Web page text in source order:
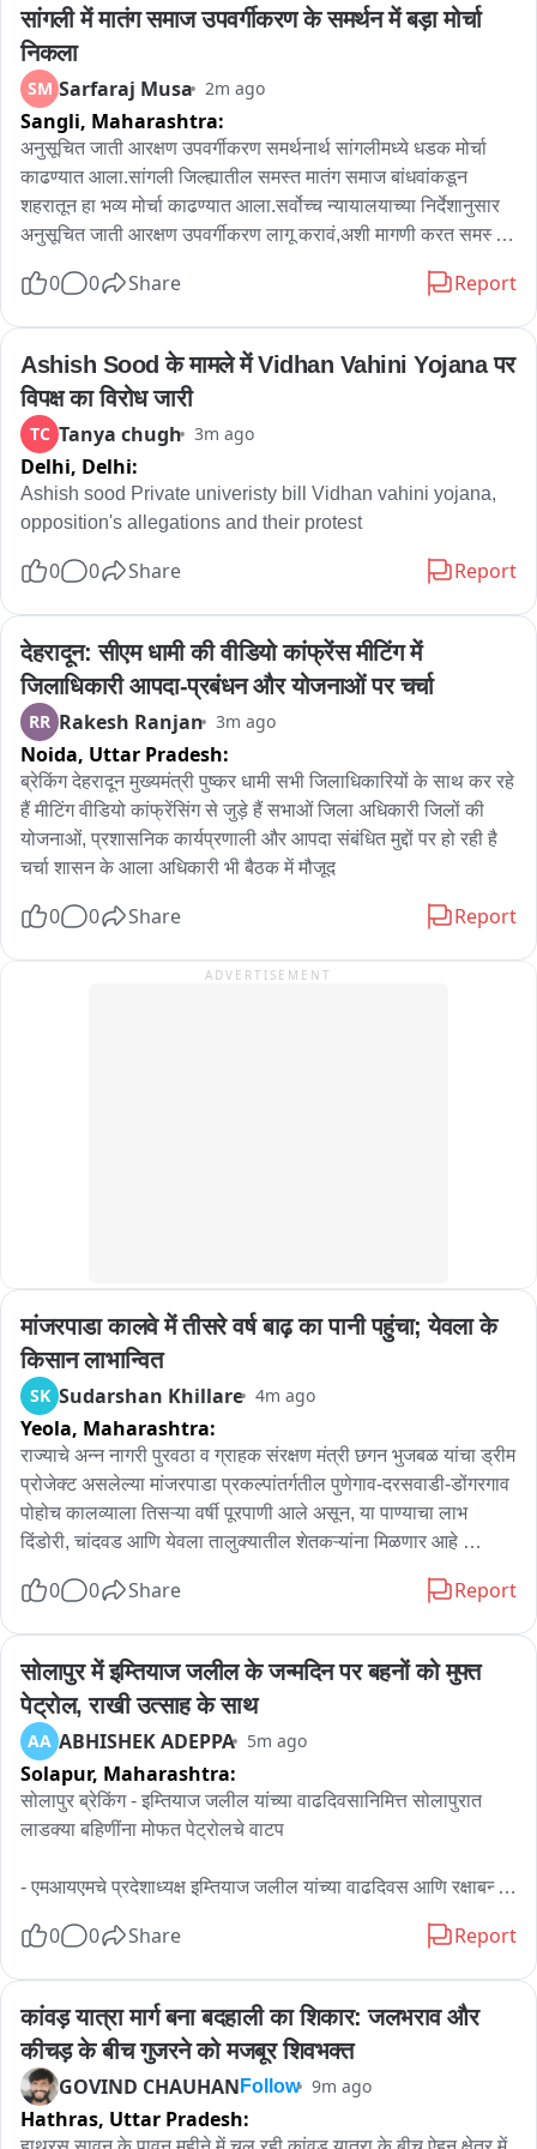
सांगली में मातंग समाज उपवर्गीकरण के समर्थन में बड़ा मोर्चा
निकला
SM Sarfaraj Musa 2m ago
Sangli, Maharashtra:
अनुसूचित जाती आरक्षण उपवर्गीकरण समर्थनार्थ सांगलीमध्ये धडक मोर्चा
काढण्यात आला.सांगली जिल्ह्यातील समस्त मातंग समाज बांधवांकडून
शहरातून हा भव्य मोर्चा काढण्यात आला.सर्वोच्च न्यायालयाच्या निर्देशानुसार
अनुसूचित जाती आरक्षण उपवर्गीकरण लागू करावं,अशी मागणी करत समस्त
कुटुंबासह,माजी मंत्री लक्ष्मण ढोबळे आणि जिल्ह्यातील शेकडो मातंग बांधव
अंमलबजावणी करत उपवर्गीकरण लागू करून न्याय द्यावा, अन्यथा या पुढील
काळात तीव्र आंदोलन छेडण्यात येईल,अशा इशाऱ्य देण्यात आला आहे
0 0 Share Report
Ashish Sood के मामले में Vidhan Vahini Yojana पर
विपक्ष का विरोध जारी
TC Tanya chugh 3m ago
Delhi, Delhi:
Ashish sood Private univeristy bill Vidhan vahini yojana,
opposition's allegations and their protest
0 0 Share Report
देहरादून: सीएम धामी की वीडियो कांफ्रेंस मीटिंग में
जिलाधिकारी आपदा-प्रबंधन और योजनाओं पर चर्चा
RR Rakesh Ranjan 3m ago
Noida, Uttar Pradesh:
ब्रेकिंग देहरादून मुख्यमंत्री पुष्कर धामी सभी जिलाधिकारियों के साथ कर रहे
हैं मीटिंग वीडियो कांफ्रेंसिंग से जुड़े हैं सभाओं जिला अधिकारी जिलों की
योजनाओं, प्रशासनिक कार्यप्रणाली और आपदा संबंधित मुद्दों पर हो रही है
चर्चा शासन के आला अधिकारी भी बैठक में मौजूद
0 0 Share Report
ADVERTISEMENT
मांजरपाडा कालवे में तीसरे वर्ष बाढ़ का पानी पहुंचा; येवला के
किसान लाभान्वित
SK Sudarshan Khillare 4m ago
Yeola, Maharashtra:
राज्याचे अन्न नागरी पुरवठा व ग्राहक संरक्षण मंत्री छगन भुजबळ यांचा ड्रीम
प्रोजेक्ट असलेल्या मांजरपाडा प्रकल्पांतर्गतील पुणेगाव-दरसवाडी-डोंगरगाव
पोहोच कालव्याला तिसऱ्या वर्षी पूरपाणी आले असून, या पाण्याचा लाभ
दिंडोरी, चांदवड आणि येवला तालुक्यातील शेतकऱ्यांना मिळणार आहे
तालुक्यात दाखल झाले आहे मात्र, यापूर्वी 1978 पासून हा कालवा पूर्ण
सांभाळल्यानंतर कालव्याचे काम पूर्ण केले डोंगरगाव धरण भरल्यामुळे येवला
तालुक्यातील उत्तर पूर्व भागाला नव संजीवनी मिळाली असून परिसरातील
शेतकऱ्यांच्या पिण्याचा पाण्याचा प्रश्न जनावरांच्या पाण्याचा प्रश्न व शेती
सिंचनाचाही प्रश्न आता मिटल्याने शेतकऱ्यांनी समाधान व्यक्त केला आहे या
संदर्भात आढावा घेतला आहे
0 0 Share Report
सोलापुर में इम्तियाज जलील के जन्मदिन पर बहनों को मुफ्त
पेट्रोल, राखी उत्साह के साथ
AA ABHISHEK ADEPPA 5m ago
Solapur, Maharashtra:
सोलापुर ब्रेकिंग - इम्तियाज जलील यांच्या वाढदिवसानिमित्त सोलापुरात
लाडक्या बहिणींना मोफत पेट्रोलचे वाटप
- एमआयएमचे प्रदेशाध्यक्ष इम्तियाज जलील यांच्या वाढदिवस आणि रक्षाबन्धन
वाटप
- मोफत पेट्रोल वाटपाचा लाभ घेण्यासाठी लाडक्या बहिणी आणि युवकांची
पेट्रोल पंपावर मोठी गर्दी
0 0 Share Report
कांवड़ यात्रा मार्ग बना बदहाली का शिकार: जलभराव और
कीचड़ के बीच गुजरने को मजबूर शिवभक्त
GOVIND CHAUHAN Follow 9m ago
Hathras, Uttar Pradesh: